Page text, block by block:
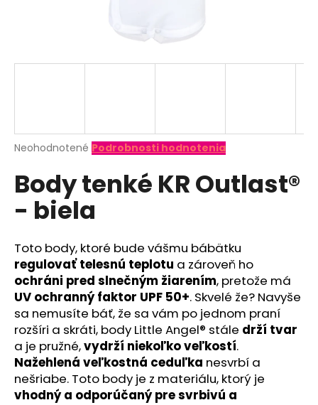
Priemerné
produktu
je
z
hviezdičiek.
Neohodnotené Podrobnosti hodnotenia
Body tenké KR Outlast®
- biela
Toto body, ktoré bude vášmu bábätku
regulovať telesnú teplotu a zároveň ho
ochráni pred slnečným žiarením, pretože má
UV ochranný faktor UPF 50+. Skvelé že? Navyše
sa nemusíte báť, že sa vám po jednom praní
rozšíri a skráti, body Little Angel® stále drží tvar
a je pružné,vydrží niekoľko veľkostí.
Nažehlená veľkostná ceduľka nesvrbí a
nešriabe. Toto body je z materiálu, ktorý je
vhodný a odporúčaný pre svrbivú a
d
p
o
r
ú
č
a
m
e